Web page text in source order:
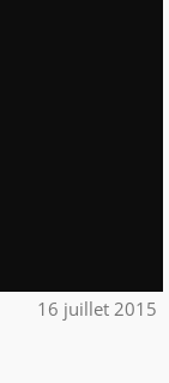
16 juillet 2015